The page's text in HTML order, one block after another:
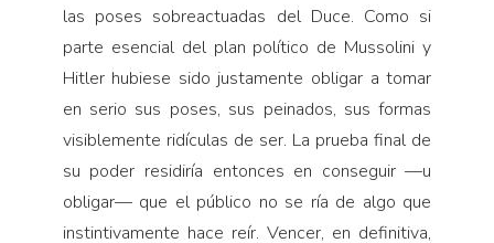
las poses sobreactuadas del Duce. Como si
parte esencial del plan político de Mussolini y
Hitler hubiese sido justamente obligar a tomar
en serio sus poses, sus peinados, sus formas
visiblemente ridículas de ser. La prueba final de
su poder residiría entonces en conseguir —u
obligar— que el público no se ría de algo que
instintivamente hace reír. Vencer, en definitiva,